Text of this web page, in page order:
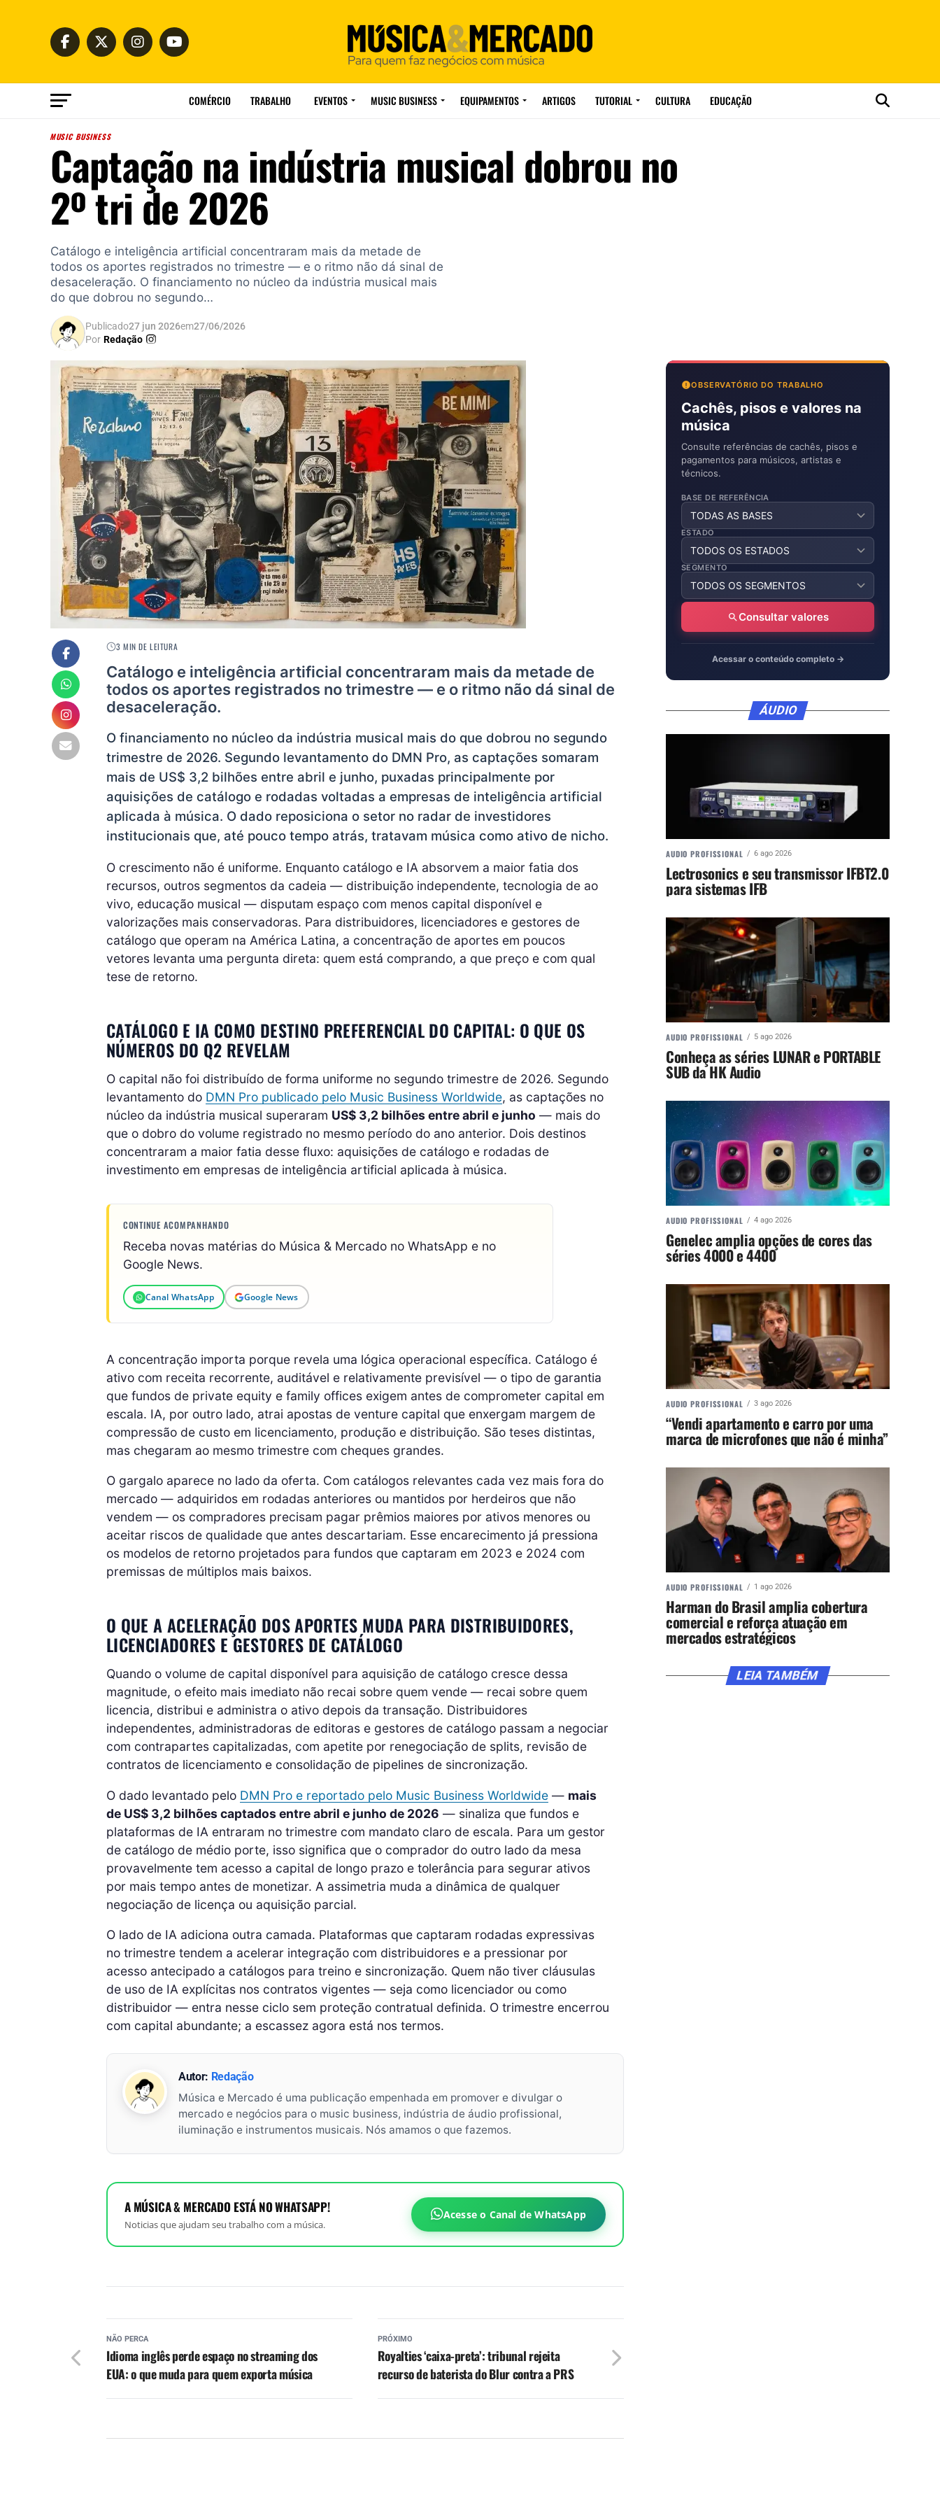
COMÉRCIO TRABALHO EVENTOS MUSIC BUSINESS EQUIPAMENTOS ARTIGOS TUTORIAL CULTURA EDUCAÇÃO
MUSIC BUSINESS
Captação na indústria musical dobrou no
2º tri de 2026
Catálogo e inteligência artificial concentraram mais da metade de
todos os aportes registrados no trimestre — e o ritmo não dá sinal de
desaceleração. O financiamento no núcleo da indústria musical mais
do que dobrou no segundo…
Publicado27 jun 2026em27/06/2026
Por Redação
3 MIN DE LEITURA
Catálogo e inteligência artificial concentraram mais da metade de
todos os aportes registrados no trimestre — e o ritmo não dá sinal de
desaceleração.
O financiamento no núcleo da indústria musical mais do que dobrou no segundo
trimestre de 2026. Segundo levantamento do DMN Pro, as captações somaram
mais de US$ 3,2 bilhões entre abril e junho, puxadas principalmente por
aquisições de catálogo e rodadas voltadas a empresas de inteligência artificial
aplicada à música. O dado reposiciona o setor no radar de investidores
institucionais que, até pouco tempo atrás, tratavam música como ativo de nicho.
O crescimento não é uniforme. Enquanto catálogo e IA absorvem a maior fatia dos
recursos, outros segmentos da cadeia — distribuição independente, tecnologia de ao
vivo, educação musical — disputam espaço com menos capital disponível e
valorizações mais conservadoras. Para distribuidores, licenciadores e gestores de
catálogo que operam na América Latina, a concentração de aportes em poucos
vetores levanta uma pergunta direta: quem está comprando, a que preço e com qual
tese de retorno.
CATÁLOGO E IA COMO DESTINO PREFERENCIAL DO CAPITAL: O QUE OS
NÚMEROS DO Q2 REVELAM
O capital não foi distribuído de forma uniforme no segundo trimestre de 2026. Segundo
levantamento do DMN Pro publicado pelo Music Business Worldwide, as captações no
núcleo da indústria musical superaram US$ 3,2 bilhões entre abril e junho — mais do
que o dobro do volume registrado no mesmo período do ano anterior. Dois destinos
concentraram a maior fatia desse fluxo: aquisições de catálogo e rodadas de
investimento em empresas de inteligência artificial aplicada à música.
CONTINUE ACOMPANHANDO
Receba novas matérias do Música & Mercado no WhatsApp e no
Google News.
Canal WhatsApp Google News
A concentração importa porque revela uma lógica operacional específica. Catálogo é
ativo com receita recorrente, auditável e relativamente previsível — o tipo de garantia
que fundos de private equity e family offices exigem antes de comprometer capital em
escala. IA, por outro lado, atrai apostas de venture capital que enxergam margem de
compressão de custo em licenciamento, produção e distribuição. São teses distintas,
mas chegaram ao mesmo trimestre com cheques grandes.
O gargalo aparece no lado da oferta. Com catálogos relevantes cada vez mais fora do
mercado — adquiridos em rodadas anteriores ou mantidos por herdeiros que não
vendem — os compradores precisam pagar prêmios maiores por ativos menores ou
aceitar riscos de qualidade que antes descartariam. Esse encarecimento já pressiona
os modelos de retorno projetados para fundos que captaram em 2023 e 2024 com
premissas de múltiplos mais baixos.
O QUE A ACELERAÇÃO DOS APORTES MUDA PARA DISTRIBUIDORES,
LICENCIADORES E GESTORES DE CATÁLOGO
Quando o volume de capital disponível para aquisição de catálogo cresce dessa
magnitude, o efeito mais imediato não recai sobre quem vende — recai sobre quem
licencia, distribui e administra o ativo depois da transação. Distribuidores
independentes, administradoras de editoras e gestores de catálogo passam a negociar
com contrapartes capitalizadas, com apetite por renegociação de splits, revisão de
contratos de licenciamento e consolidação de pipelines de sincronização.
O dado levantado pelo DMN Pro e reportado pelo Music Business Worldwide — mais
de US$ 3,2 bilhões captados entre abril e junho de 2026 — sinaliza que fundos e
plataformas de IA entraram no trimestre com mandato claro de escala. Para um gestor
de catálogo de médio porte, isso significa que o comprador do outro lado da mesa
provavelmente tem acesso a capital de longo prazo e tolerância para segurar ativos
por mais tempo antes de monetizar. A assimetria muda a dinâmica de qualquer
negociação de licença ou aquisição parcial.
O lado de IA adiciona outra camada. Plataformas que captaram rodadas expressivas
no trimestre tendem a acelerar integração com distribuidores e a pressionar por
acesso antecipado a catálogos para treino e sincronização. Quem não tiver cláusulas
de uso de IA explícitas nos contratos vigentes — seja como licenciador ou como
distribuidor — entra nesse ciclo sem proteção contratual definida. O trimestre encerrou
com capital abundante; a escassez agora está nos termos.
Autor: Redação
Música e Mercado é uma publicação empenhada em promover e divulgar o
mercado e negócios para o music business, indústria de áudio profissional,
iluminação e instrumentos musicais. Nós amamos o que fazemos.
A MÚSICA & MERCADO ESTÁ NO WHATSAPP!
Noticias que ajudam seu trabalho com a música.
Acesse o Canal de WhatsApp
PRÓXIMO
Royalties ‘caixa-preta’: tribunal rejeita
recurso de baterista do Blur contra a PRS
NÃO PERCA
Idioma inglês perde espaço no streaming dos
EUA: o que muda para quem exporta música
OBSERVATÓRIO DO TRABALHO
Cachês, pisos e valores na
música
Consulte referências de cachês, pisos e
pagamentos para músicos, artistas e
técnicos.
BASE DE REFERÊNCIA
ESTADO
SEGMENTO
Consultar valores
Acessar o conteúdo completo →
ÁUDIO
AUDIO PROFISSIONAL 6 ago 2026
Lectrosonics e seu transmissor IFBT2.0
para sistemas IFB
AUDIO PROFISSIONAL 5 ago 2026
Conheça as séries LUNAR e PORTABLE
SUB da HK Audio
AUDIO PROFISSIONAL 4 ago 2026
Genelec amplia opções de cores das
séries 4000 e 4400
AUDIO PROFISSIONAL 3 ago 2026
“Vendi apartamento e carro por uma
marca de microfones que não é minha”
AUDIO PROFISSIONAL 1 ago 2026
Harman do Brasil amplia cobertura
comercial e reforça atuação em
mercados estratégicos
LEIA TAMBÉM